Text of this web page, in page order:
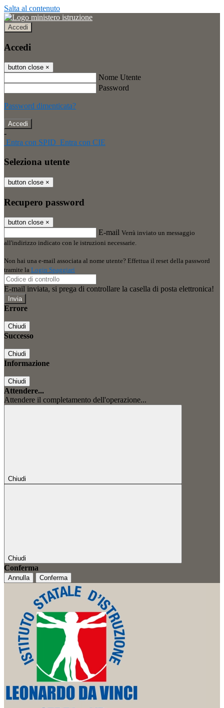
Salta al contenuto
Accedi
Accedi
button close ×
Nome Utente
Password
Password dimenticata?
-
Entra con SPID Entra con CIE
Seleziona utente
button close ×
Recupero password
button close ×
E-mail Verrà inviato un messaggio
all'indirizzo indicato con le istruzioni necessarie.
Non hai una e-mail associata al nome utente? Effettua il reset della password
tramite la Login Spaggiari
E-mail inviata, si prega di controllare la casella di posta elettronica!
Errore
Chiudi
Successo
Chiudi
Informazione
Chiudi
Attendere...
Attendere il completamento dell'operazione...
Chiudi
Chiudi
Conferma
Annulla Conferma